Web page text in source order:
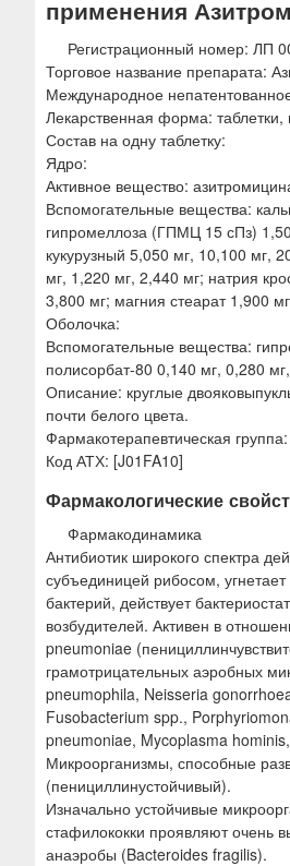
применения
Регистрационный номер: ЛП
Торговое название препарата:
Международное
Лекарственная форма:
Состав на одну таблетку:
Ядро:
Активное вещество:
Вспомогательные вещества:
гипромеллоза (ГПМЦ 15 сПз)
кукурузный 5,050 мг, 10,100 мг,
мг, 1,220 мг, 2,440 мг; натрия
3,800 мг; магния стеарат 1,900
Оболочка:
Вспомогательные вещества:
полисорбат-80 0,140 мг, 0,280
Описание: круглые
почти белого цвета.
Фармакотерапевтическая
Код АТХ: [J01FA10]
Фармакологические
Фармакодинамика
Антибиотик широкого спектра
субъединицей рибосом,
бактерий, действует
возбудителей. Активен в
pneumoniae
грамотрицательных аэробных
pneumophila, Neisseria
Fusobacterium spp.,
pneumoniae, Mycoplasma
Микроорганизмы, способные
(пенициллинустойчивый).
Изначально устойчивые
стафилококки проявляют очень
анаэробы (Bacteroides fragilis).